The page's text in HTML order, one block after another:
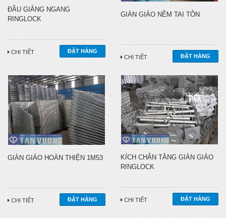
ĐẦU GIẰNG NGANG
RINGLOCK
CHI TIẾT
GIÀN GIÁO NÊM TAI TÔN
CHI TIẾT
GIÀN GIÁO HOÀN THIỆN 1M53
CHI TIẾT
KÍCH CHÂN TĂNG GIÀN GIÁO
RINGLOCK
CHI TIẾT